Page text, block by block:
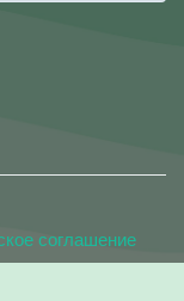
соглашение